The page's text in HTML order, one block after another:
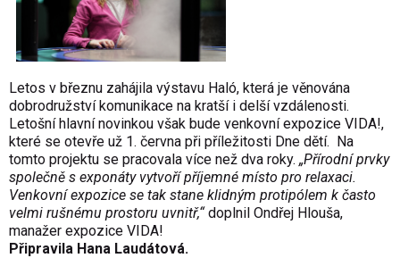
Letos v březnu zahájila výstavu Haló, která je věnována
dobrodružství komunikace na kratší i delší vzdálenosti.
Letošní hlavní novinkou však bude venkovní expozice VIDA!,
které se otevře už 1. června při příležitosti Dne dětí. Na
tomto projektu se pracovala více než dva roky. „Přírodní prvky
společně s exponáty vytvoří příjemné místo pro relaxaci.
Venkovní expozice se tak stane klidným protipólem k často
velmi rušnému prostoru uvnitř,“doplnil Ondřej Hlouša,
manažer expozice VIDA!
Připravila Hana Laudátová.